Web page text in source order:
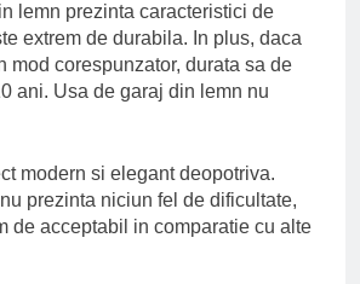
lemn prezinta caracteristici de
extrem de durabila. In plus, daca
mod corespunzator, durata sa de
ani. Usa de garaj din lemn nu
modern si elegant deopotriva.
prezinta niciun fel de dificultate,
de acceptabil in comparatie cu alte